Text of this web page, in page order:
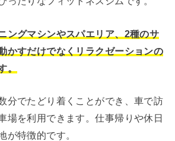
ングマシンやスパエリア、2種のサ
かすだけでなくリラクゼーションの
。
分でたどり着くことができ、車で訪
場を利用できます。仕事帰りや休日
が特徴的です。